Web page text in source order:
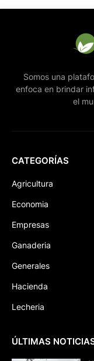
Somos una
enfoca en brindar
el
CATEGORÍAS
Agricultura
Economia
Empresas
Ganaderia
Generales
Hacienda
Lecheria
ÚLTIMAS